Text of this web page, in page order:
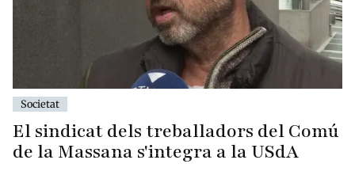
Societat
El sindicat dels treballadors del Comú
de la Massana s'integra a la USdA